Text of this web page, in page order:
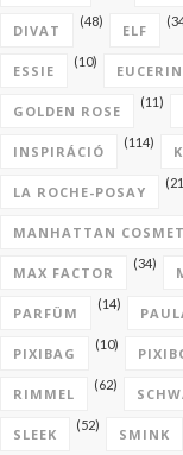
DIVAT
(48)
ELF
ESSIE
(10)
EUCERIN
GOLDEN ROSE
(11)
INSPIRÁCIÓ
(114)
LA ROCHE-POSAY
MANHATTAN
MAX FACTOR
(34)
PARFÜM
(14)
PIXIBAG
(10)
RIMMEL
(62)
SLEEK
(52)
SMINK